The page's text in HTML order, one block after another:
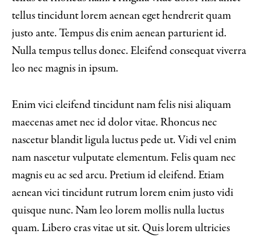
tellus tincidunt lorem aenean eget hendrerit quam
justo ante. Tempus dis enim aenean parturient id.
Nulla tempus tellus donec. Eleifend consequat viverra
leo nec magnis in ipsum.
Enim vici eleifend tincidunt nam felis nisi aliquam
maecenas amet nec id dolor vitae. Rhoncus nec
nascetur blandit ligula luctus pede ut. Vidi vel enim
nam nascetur vulputate elementum. Felis quam nec
magnis eu ac sed arcu. Pretium id eleifend. Etiam
aenean vici tincidunt rutrum lorem enim justo vidi
quisque nunc. Nam leo lorem mollis nulla luctus
quam. Libero cras vitae ut sit. Quis lorem ultricies